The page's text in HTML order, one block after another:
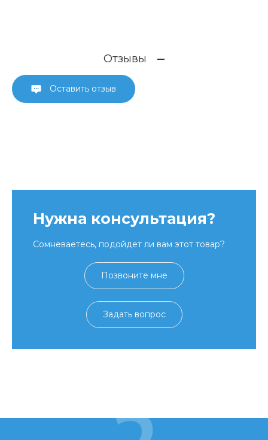
Отзывы
Оставить отзыв
Нужна консультация?
Сомневаетесь, подойдет ли вам этот товар?
Позвоните мне
Задать вопрос